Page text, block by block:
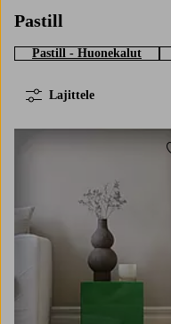
Pastill
Pastill - Huonekalut
Lajittele